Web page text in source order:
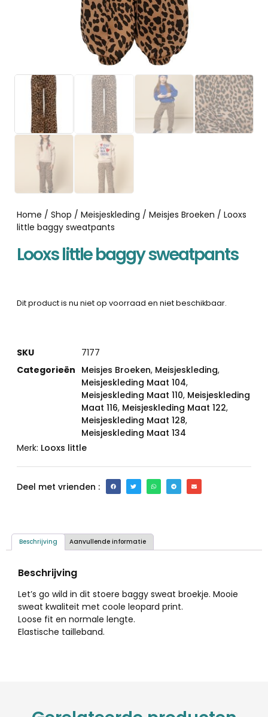
Home / Shop / Meisjeskleding / Meisjes Broeken / Looxs
little baggy sweatpants
Looxs little baggy sweatpants
Dit product is nu niet op voorraad en niet beschikbaar.
SKU
7177
Categorieën Meisjes Broeken, Meisjeskleding,
Meisjeskleding Maat 104,
Meisjeskleding Maat 110, Meisjeskleding
Maat 116, Meisjeskleding Maat 122,
Meisjeskleding Maat 128,
Meisjeskleding Maat 134
Merk: Looxs little
Deel met vrienden :
Beschrijving Aanvullende informatie
Beschrijving
Let’s go wild in dit stoere baggy sweat broekje. Mooie
sweat kwaliteit met coole leopard print.
Loose fit en normale lengte.
Elastische tailleband.